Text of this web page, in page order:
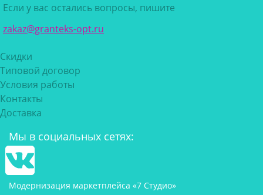
Если у вас остались вопросы, пишите
zakaz@granteks-opt.ru
Скидки
Типовой договор
Условия работы
Контакты
Доставка
Мы в социальных сетях:
Модернизация маркетплейса «7 Студио»